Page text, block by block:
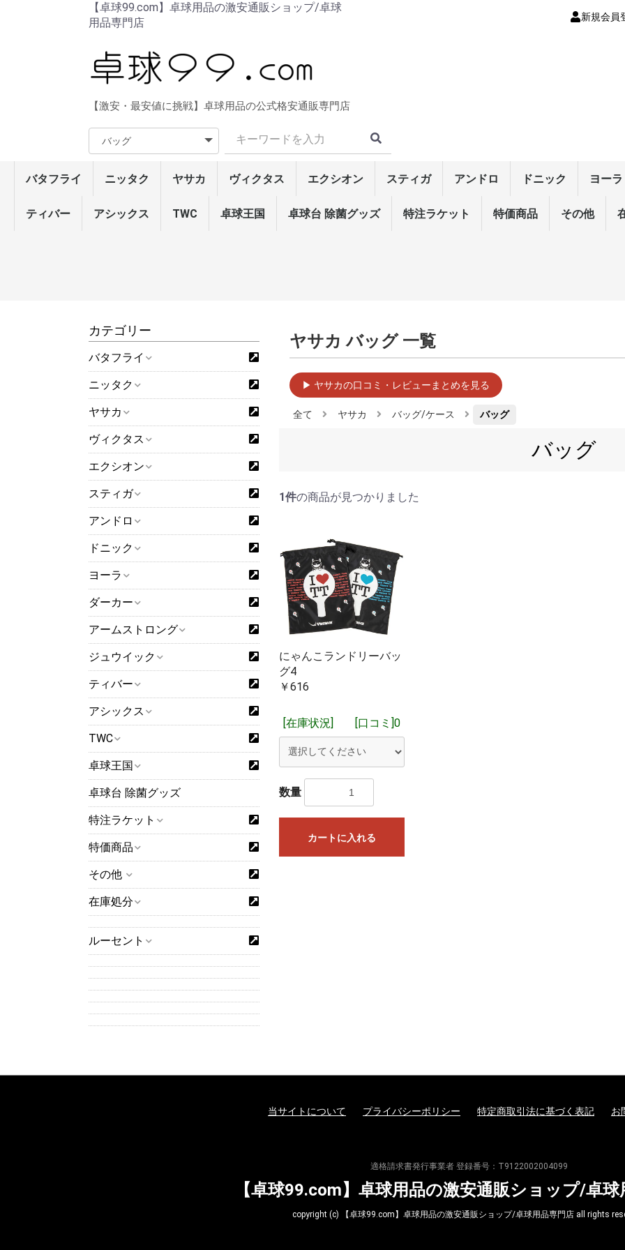
【卓球99.com】卓球用品の激安通販ショップ/卓球
用品専門店
新規会員
【激安・最安値に挑戦】卓球用品の公式格安通販専門店
バタフライ
ラバー ザイア03
グレイザー・シリーズ
ディグニクス・シリー
テナジー・シリーズ
ラウンデル・シリーズ
ロゼナ
ブライス・シリーズ
スレイバー・シリーズ
タキネス・シリーズ
タキファイヤドライブ
フレクストラ/サフィー
インパーシャル・シリ
スピーディーP.O./チャ
レンジャーATTACK
オーソドックスDX
イリウス・シリーズ(粒
フェイント・シリーズ
スーパーアンチ
ラージ・ラバー
ラケット・シェーク
アウターフォース・シ
樊振東・シリーズ
林昀儒
張本智和・シリーズ
ビスカリア・レボルデ
アポロニア・フレイタ
オフチャロフ
水谷・フランチスカ
ティモボル・シリーズ
インナーフォース・シ
SK・シリーズ
コルベル/メイスアドバ
エクスター5/TB5α/フ
ァルシーマ
インナーシールド レイ
ヤーZLF/ダイオード
ラケット・ペン
ビスカリア・シリーズ
(中国式ペン)
樊振東・シリーズ(中国
張本智和・シリーズ(中
国式ペン)
インナーフォース・シ
リーズ(中国式ペン)
SK・シリーズ(中国式
ティモボルCAF
水谷隼/吉田海偉/ハッ
サイプレス・シリーズ
(単板ペン)
ハッドロウJPV‐S
ハッドロウJPV‐R
ハッドロウリボルバー/
ガレイディア リボルバ
ラバー貼りラケット
ウェア 男女兼用ウェア
レディースウェア
男女兼用パンツ
レディースパンツ
Tシャツ
トレーニングウェア
シューズ
エナジーフォースシリ
レゾラインシリーズ
ソックス
メンテナンス 接着剤
ラバーフィルム
サイドテープ
ラバーメンテナンス
ラケットメンテナンス
ネット/サポート ネット・サポート
カウンター
その他
卓球台/ロボット 卓球台
ロボット/フェンス
その他
バッグ/ケース ラケットケース
シューズケース
ボールケース
バッグ
ボール 40mm3スター公認球
40mmトレーニングボ
ラージボール
タオル/バンド
ラージ用品
その他 DVD/ブルーレイ
その他
ニッタク
ラバー
ファスターク・シリー
フライアット・シリー
テンション系裏ソフト
高弾性裏ソフト
キョウヒョウ・シリー
粘着性裏ソフト
コントロール性裏ソフ
モリストSP・シリーズ
テンション系表ソフト
ドナックル・シリーズ
表ソフト
粒高ラバー
ラージ・ラバー
ラケット・シェーク
キョウヒョウ・シリー
弦楽器・シリーズ
セプティアー・シリー
トルネード・シリーズ
剛力・シリーズ
WG・シリーズ
ラティカ・シリーズ
攻撃用(特殊素材)
7枚合板シェーク
攻撃用シェーク
オールラウンド
テナリー
守備用シェーク
ラージ・シェークラケ
ラケット・ペン 弦楽器・シリーズ
剛力・シリーズ
セプティアー・シリー
中国式ペン(特殊素材)
中国式ペン
角型ペン(単板)
角型ペン
角丸型ペン(単板)
角丸型ペン
反転式ペン
ラージ・ペンラケット
ウェア 男女兼用ウェア
レディースウェア
男女兼用パンツ
レディースパンツ
Tシャツ
トレーニング
シューズ
ソックス
メンテナンス 接着剤
ラバーフィルム
サイドテープ
ラバーメンテナンス
ラケットメンテナンス
バッグ/ケース ラケットケース
ボールケース
バッグ
ボール 3スター硬球40mm
2スター硬球40mm
トレーニングボール
ラージボール
タオル/バンド タオル
バンド
卓球台/ロボット
ネット/サポート ネット・サポート
カウンター
その他
ラージ用品
その他
ヤサカ
ラバー 輝龍/翔龍・シリーズ
ラクザ・シリーズ
エクステンド・シリー
マークV・シリーズ
テンション系裏ソフト
高弾性裏ソフト
粘着性裏ソフト
コントロール性裏ソフ
テンション系表ソフト
表ソフト
粒高ラバー
ラージ・ラバー
ラケット・シェーク
リゾネイト･エクスファ
リーンフォース・シリ
マイス・シリーズ
ギャラクシャ・シリー
デュラングル・シリー
スウェーデン・シリー
攻撃用(特殊素材)
攻撃用シェーク
オールラウンド
守備用シェーク
ラージ・シェークラケ
ラケット・ペン マイス・シリーズ
リゾネイト・シリーズ
スウェーデン・シリー
中国式ペン(特殊素材)
中国式ペン
角型ペン(特殊素材)
角型ペン(単板)
角型ペン
角丸型ペン(特殊素材)
角丸型ペン(単板)
角丸型ペン
反転式ペン
ラージ・ペンラケット
ウェア ウェア
男女兼用ウェア
男女兼用パンツ
Tシャツ
シューズ
ソックス
メンテナンス 接着剤
ラバーフィルム
サイドテープ
ラバーメンテナンス
ラケットメンテナンス
ネット/サポート
卓球台周辺機器
卓球台/ロボット
バッグ/ケース ラケットケース
シューズケース
バッグ
ボール
タオル/バンド
ラージ用品
その他
ヴィクタス
ラバー 裏ソフトラバー
表ソフトラバー
カールシリーズ
ラージ・ラバー
シェイク・ラケット
ペン・ラケット
ラージボール用ラケッ
メンテナンス
ボール 3スターボール
トレーニング球
ラージ用ボール
ウェア 男女兼用ゲームシャツ
男女兼用パンツ
シューズ
ソックス/タオル
バッグ/ケース
卓球台周辺機器
エクシオン
ラバー 裏ソフトラバー
表ソフトラバー
粒高ラバー
シェイクラケット
メンテナンス
スティガ
ラバー
ラケット・シェーク
ラケット・ペン
メンテナンス
アンドロ
ラバー ラザ
テン
ヘキ
ソフト)
プラ
ラザ
テン
ラケット・シェーク
ラケット・ペン
メンテナンス
ウェア
ドニック
ラバー
ラケット・シェーク
ラケット・ペン
ウェア
メンテナンス
その他
ヨーラ
ラバー
ウェア
メンテ
ボール
ラージ
ティバー アシックス TWC 卓球王国 卓球台 除菌グッズ 特注ラケット 特価商品 その他
カテゴリー
バタフライ
ニッタク
ヤサカ
ヴィクタス
エクシオン
スティガ
アンドロ
ドニック
ヨーラ
ダーカー
アームストロング
ジュウイック
ティバー
アシックス
TWC
卓球王国
卓球台 除菌グッズ
特注ラケット
特価商品
その他
在庫処分
ルーセント
ヤサカ バッグ 一覧
▶ ヤサカの口コミ・レビューまとめを見る
全て ヤサカ バッグ/ケース バッグ
バッグ
1件の商品が見つかりました
にゃんこランドリーバッ
グ4
￥616
[在庫状況] [口コミ]0
数量
カートに入れる
お買い物を続ける
「取り寄せ商品（予約注文）」となっているものは3～4営業日ほどで入荷いたします。
る場合は1営業日で入荷するものもございます。
「在庫有り」となっているものは基本的に即日発送となります。複数個ご購入の場合は
取り寄せとなり、すべての商品が揃った時点でのご発送となります。実店舗や他のネッ
を共有しており、在庫有りとなっている場合でも在庫切れしていることもございますこ
さい。
※15時までに当社にメーカーから入荷した商品や当社に在庫がある商品をご注文いただ
時現在当社に在庫があれば、基本的に即日ご発送を予定しております。
当サイトについて プライバシーポリシー 特定商取引法に基づく表記 お
適格請求書発行事業者 登録番号：T9122002004099
【卓球99.com】卓球用品の激安通販ショップ/卓
copyright (c) 【卓球99.com】卓球用品の激安通販ショップ/卓球用品専門店 all rights